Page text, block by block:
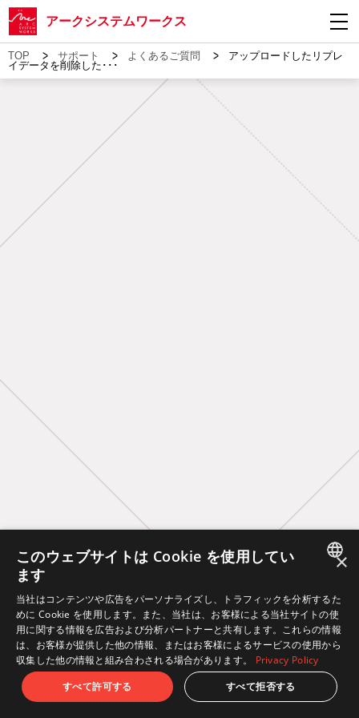
アークシステムワークス
TOP > サポート > よくあるご質問 >
アップロードしたリプレ
イデータを削除した･･･
ENGLISH
×
このウェブサイトは Cookie を使用してい
ます
当社はコンテンツや広告をパーソナライズし、トラフィックを分析するた
めに Cookie を使用します。また、当社は、お客様による当社サイトの使
用に関する情報を広告および分析パートナーと共有します。これらの情報
は、お客様が提供した他の情報、またはお客様によるサービスの使用から
収集した他の情報と組み合わされる場合があります。
Privacy Policy
すべて許可する
すべて拒否する